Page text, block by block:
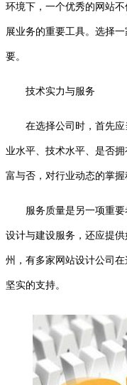
环境下，一个优秀的网站
展业务的重要工具。选择
要。
技术实力与服务
在选择公司时，首先
业水平、技术水平、是否
富与否，对行业动态的掌握
服务质量是另一项重
设计与建设服务，还应提
州，有多家网站设计公司
坚实的支持。